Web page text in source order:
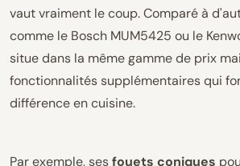
vaut vraiment le coup. Comparé à
comme le Bosch MUM5425 ou le
situe dans la même gamme de prix
fonctionnalités supplémentaires qui
différence en cuisine.
Par exemple, sesfouets coniques